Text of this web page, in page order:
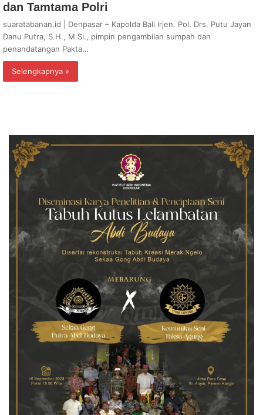
dan Tamtama Polri
suaratabanan.id | Denpasar – Kapolda Bali Irjen. Pol. Drs. Putu Jayan
Danu Putra, S.H., M.Si., pimpin pengambilan sumpah dan
penandatangan Pakta…
Selengkapnya »